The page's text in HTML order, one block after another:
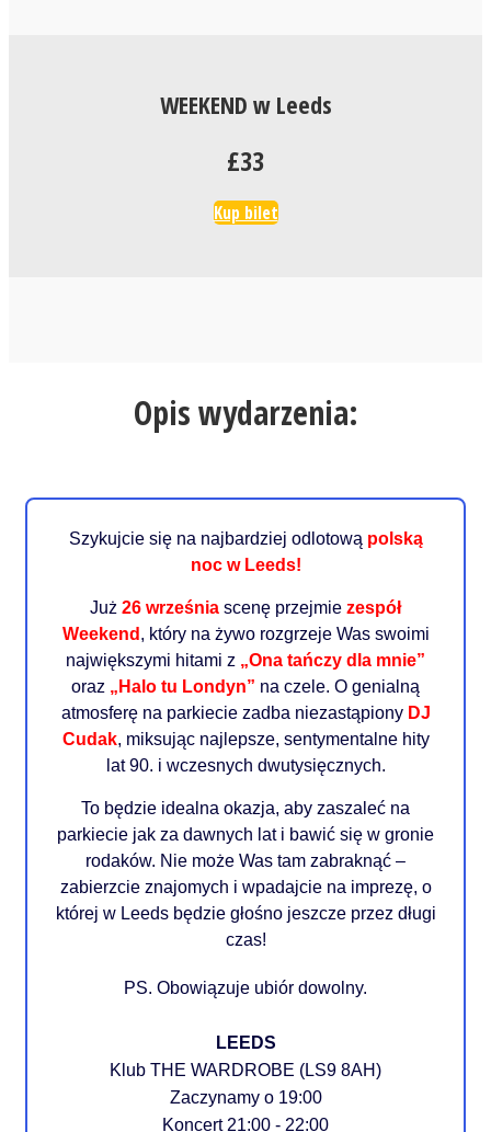
WEEKEND w Leeds
£33
Kup bilet
Opis wydarzenia:
Szykujcie się na najbardziej odlotową polską
noc w Leeds!
Już 26 września scenę przejmie zespół
Weekend , który na żywo rozgrzeje Was swoimi
największymi hitami z „Ona tańczy dla mnie”
oraz „Halo tu Londyn” na czele. O genialną
atmosferę na parkiecie zadba niezastąpiony DJ
Cudak, miksując najlepsze, sentymentalne hity
lat 90. i wczesnych dwutysięcznych.
To będzie idealna okazja, aby zaszaleć na
parkiecie jak za dawnych lat i bawić się w gronie
rodaków. Nie może Was tam zabraknąć –
zabierzcie znajomych i wpadajcie na imprezę, o
której w Leeds będzie głośno jeszcze przez długi
czas!
PS. Obowiązuje ubiór dowolny.
LEEDS
Klub THE WARDROBE (LS9 8AH)
Zaczynamy o 19:00
Koncert 21:00 - 22:00